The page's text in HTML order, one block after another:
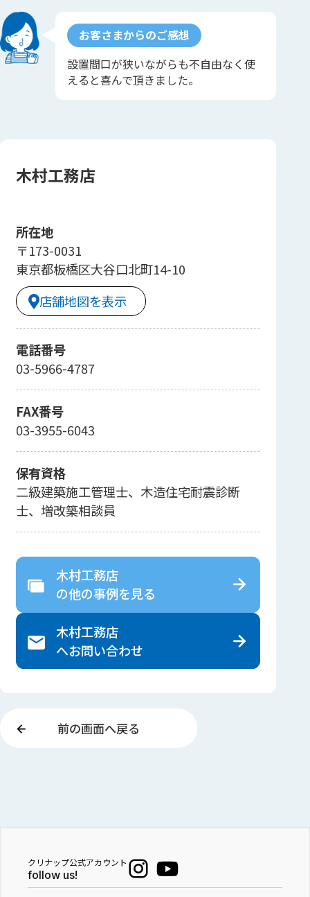
お客さまからのご感想
設置間口が狭いながらも不自由なく使
えると喜んで頂きました。
木村工務店
所在地
〒173-0031
東京都板橋区大谷口北町14-10
店舗地図を表示
電話番号
03-5966-4787
FAX番号
03-3955-6043
保有資格
二級建築施工管理士、木造住宅耐震診断
士、増改築相談員
木村工務店
の他の事例を見る
木村工務店
へお問い合わせ
前の画面へ戻る
クリナップ公式アカウント
follow us!